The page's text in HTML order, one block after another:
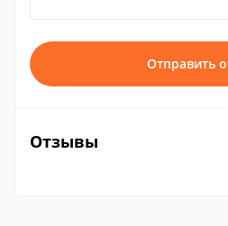
Отправить
Отзывы